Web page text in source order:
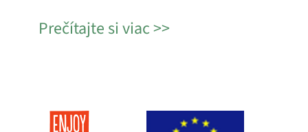
Prečítajte si viac